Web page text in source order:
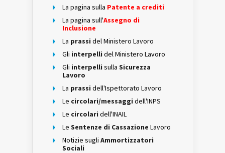
La pagina sulla Patente a crediti
La pagina sull'Assegno di
Inclusione
La prassi del Ministero Lavoro
Gli interpelli del Ministero Lavoro
Gli interpelli sulla Sicurezza
Lavoro
La prassi dell'Ispettorato Lavoro
Le circolari/messaggi dell'INPS
Le circolari dell'INAIL
Le Sentenze di Cassazione Lavoro
Notizie sugli Ammortizzatori
Sociali